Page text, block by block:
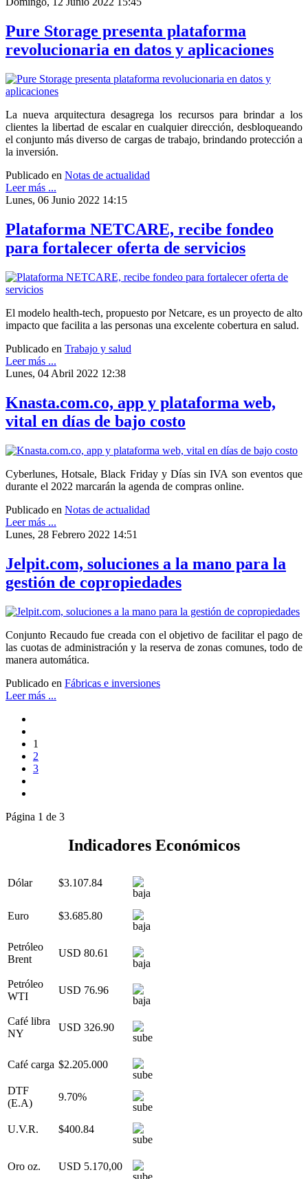
Pure Storage presenta plataforma
revolucionaria en datos y aplicaciones
La nueva arquitectura desagrega los recursos para brindar a los
clientes la libertad de escalar en cualquier dirección, desbloqueando
el conjunto más diverso de cargas de trabajo, brindando protección a
la inversión.
Publicado en Notas de actualidad
Leer más ...
Lunes, 06 Junio 2022 14:15
Plataforma NETCARE, recibe fondeo
para fortalecer oferta de servicios
El modelo health-tech, propuesto por Netcare, es un proyecto de alto
impacto que facilita a las personas una excelente cobertura en salud.
Publicado en Trabajo y salud
Leer más ...
Lunes, 04 Abril 2022 12:38
Knasta.com.co, app y plataforma web,
vital en días de bajo costo
Cyberlunes, Hotsale, Black Friday y Días sin IVA son eventos que
durante el 2022 marcarán la agenda de compras online.
Publicado en Notas de actualidad
Leer más ...
Lunes, 28 Febrero 2022 14:51
Jelpit.com, soluciones a la mano para la
gestión de copropiedades
Conjunto Recaudo fue creada con el objetivo de facilitar el pago de
las cuotas de administración y la reserva de zonas comunes, todo de
manera automática.
Publicado en Fábricas e inversiones
Leer más ...
1
2
3
Página 1 de 3
Indicadores Económicos
Dólar $3.107.84
Euro $3.685.80
Petróleo
Brent
USD 80.61
Petróleo
WTI
USD 76.96
Café libra
NY
USD 326.90
Café carga $2.205.000
DTF
(E.A)
9.70%
U.V.R. $400.84
Oro oz. USD 5.170,00